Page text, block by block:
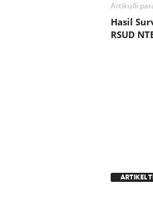
Artikulli
Hasil
RSUD
ARTIKEL